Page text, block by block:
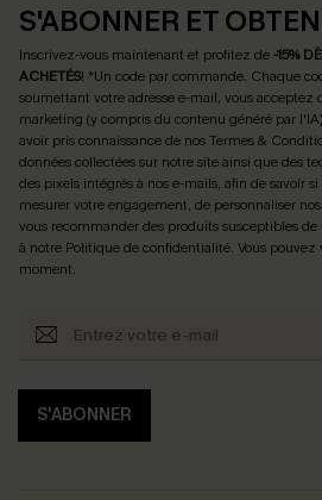
S'ABONNER ET
Inscrivez-vous maintenant et profitez de -15%
ACHETÉS! *Un code par commande. Chaque
soumettant votre adresse e-mail, vous acceptez
marketing (y compris du contenu généré par
avoir pris connaissance de nosTermes &
données collectées sur notre site ainsi que des
des pixels intégrés à nos e-mails, afin de savoir
mesurer votre engagement, de personnaliser
vous recommander des produits susceptibles
à notre Politique de confidentialité. Vous
moment.
S'ABONNER